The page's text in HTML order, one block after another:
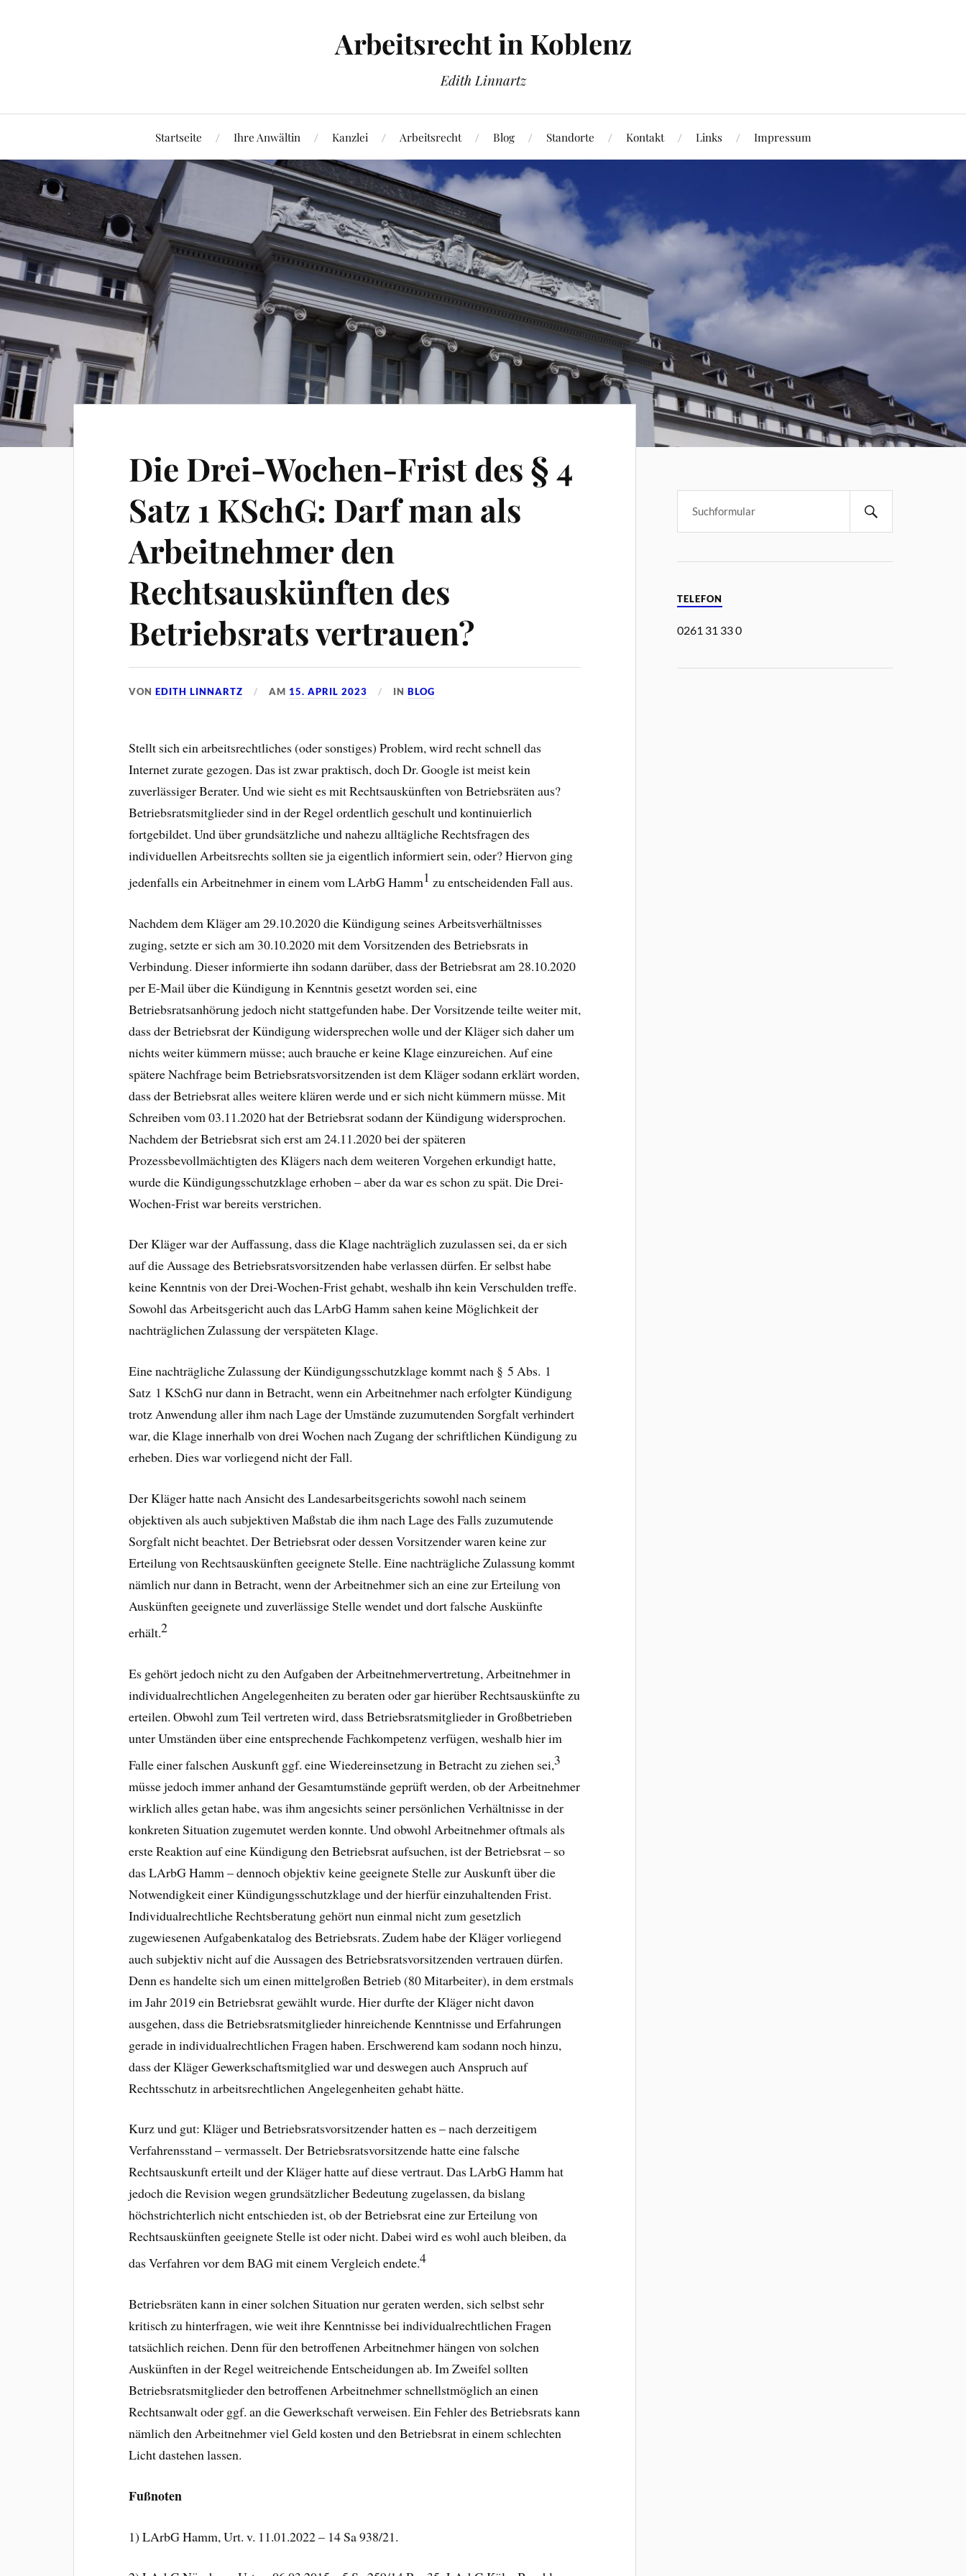
Arbeitsrecht in Koblenz
Edith Linnartz
Startseite Ihre Anwältin Kanzlei Arbeitsrecht Blog Standorte Kontakt Links Impressum
Die Drei-Wochen-Frist des § 4
Satz 1 KSchG: Darf man als
Arbeitnehmer den
Rechtsauskünften des
Betriebsrats vertrauen?
VONEDITH LINNARTZ AM 15. APRIL 2023 INBLOG
Stellt sich ein arbeitsrechtliches (oder sonstiges) Problem, wird recht schnell das
Internet zurate gezogen. Das ist zwar praktisch, doch Dr. Google ist meist kein
zuverlässiger Berater. Und wie sieht es mit Rechtsauskünften von Betriebsräten aus?
Betriebsratsmitglieder sind in der Regel ordentlich geschult und kontinuierlich
fortgebildet. Und über grundsätzliche und nahezu alltägliche Rechtsfragen des
individuellen Arbeitsrechts sollten sie ja eigentlich informiert sein, oder? Hiervon ging
jedenfalls ein Arbeitnehmer in einem vom LArbG Hamm1 zu entscheidenden Fall aus.
Nachdem dem Kläger am 29.10.2020 die Kündigung seines Arbeitsverhältnisses
zuging, setzte er sich am 30.10.2020 mit dem Vorsitzenden des Betriebsrats in
Verbindung. Dieser informierte ihn sodann darüber, dass der Betriebsrat am 28.10.2020
per E-Mail über die Kündigung in Kenntnis gesetzt worden sei, eine
Betriebsratsanhörung jedoch nicht stattgefunden habe. Der Vorsitzende teilte weiter mit,
dass der Betriebsrat der Kündigung widersprechen wolle und der Kläger sich daher um
nichts weiter kümmern müsse; auch brauche er keine Klage einzureichen. Auf eine
spätere Nachfrage beim Betriebsratsvorsitzenden ist dem Kläger sodann erklärt worden,
dass der Betriebsrat alles weitere klären werde und er sich nicht kümmern müsse. Mit
Schreiben vom 03.11.2020 hat der Betriebsrat sodann der Kündigung widersprochen.
Nachdem der Betriebsrat sich erst am 24.11.2020 bei der späteren
Prozessbevollmächtigten des Klägers nach dem weiteren Vorgehen erkundigt hatte,
wurde die Kündigungsschutzklage erhoben – aber da war es schon zu spät. Die Drei-
Wochen-Frist war bereits verstrichen.
Der Kläger war der Auffassung, dass die Klage nachträglich zuzulassen sei, da er sich
auf die Aussage des Betriebsratsvorsitzenden habe verlassen dürfen. Er selbst habe
keine Kenntnis von der Drei-Wochen-Frist gehabt, weshalb ihn kein Verschulden treffe.
Sowohl das Arbeitsgericht auch das LArbG Hamm sahen keine Möglichkeit der
nachträglichen Zulassung der verspäteten Klage.
Eine nachträgliche Zulassung der Kündigungsschutzklage kommt nach § 5 Abs. 1
Satz 1 KSchG nur dann in Betracht, wenn ein Arbeitnehmer nach erfolgter Kündigung
trotz Anwendung aller ihm nach Lage der Umstände zuzumutenden Sorgfalt verhindert
war, die Klage innerhalb von drei Wochen nach Zugang der schriftlichen Kündigung zu
erheben. Dies war vorliegend nicht der Fall.
Der Kläger hatte nach Ansicht des Landesarbeitsgerichts sowohl nach seinem
objektiven als auch subjektiven Maßstab die ihm nach Lage des Falls zuzumutende
Sorgfalt nicht beachtet. Der Betriebsrat oder dessen Vorsitzender waren keine zur
Erteilung von Rechtsauskünften geeignete Stelle. Eine nachträgliche Zulassung kommt
nämlich nur dann in Betracht, wenn der Arbeitnehmer sich an eine zur Erteilung von
Auskünften geeignete und zuverlässige Stelle wendet und dort falsche Auskünfte
erhält.2
Es gehört jedoch nicht zu den Aufgaben der Arbeitnehmervertretung, Arbeitnehmer in
individualrechtlichen Angelegenheiten zu beraten oder gar hierüber Rechtsauskünfte zu
erteilen. Obwohl zum Teil vertreten wird, dass Betriebsratsmitglieder in Großbetrieben
unter Umständen über eine entsprechende Fachkompetenz verfügen, weshalb hier im
Falle einer falschen Auskunft ggf. eine Wiedereinsetzung in Betracht zu ziehen sei,3
müsse jedoch immer anhand der Gesamtumstände geprüft werden, ob der Arbeitnehmer
wirklich alles getan habe, was ihm angesichts seiner persönlichen Verhältnisse in der
konkreten Situation zugemutet werden konnte. Und obwohl Arbeitnehmer oftmals als
erste Reaktion auf eine Kündigung den Betriebsrat aufsuchen, ist der Betriebsrat – so
das LArbG Hamm – dennoch objektiv keine geeignete Stelle zur Auskunft über die
Notwendigkeit einer Kündigungsschutzklage und der hierfür einzuhaltenden Frist.
Individualrechtliche Rechtsberatung gehört nun einmal nicht zum gesetzlich
zugewiesenen Aufgabenkatalog des Betriebsrats. Zudem habe der Kläger vorliegend
auch subjektiv nicht auf die Aussagen des Betriebsratsvorsitzenden vertrauen dürfen.
Denn es handelte sich um einen mittelgroßen Betrieb (80 Mitarbeiter), in dem erstmals
im Jahr 2019 ein Betriebsrat gewählt wurde. Hier durfte der Kläger nicht davon
ausgehen, dass die Betriebsratsmitglieder hinreichende Kenntnisse und Erfahrungen
gerade in individualrechtlichen Fragen haben. Erschwerend kam sodann noch hinzu,
dass der Kläger Gewerkschaftsmitglied war und deswegen auch Anspruch auf
Rechtsschutz in arbeitsrechtlichen Angelegenheiten gehabt hätte.
Kurz und gut: Kläger und Betriebsratsvorsitzender hatten es – nach derzeitigem
Verfahrensstand – vermasselt. Der Betriebsratsvorsitzende hatte eine falsche
Rechtsauskunft erteilt und der Kläger hatte auf diese vertraut. Das LArbG Hamm hat
jedoch die Revision wegen grundsätzlicher Bedeutung zugelassen, da bislang
höchstrichterlich nicht entschieden ist, ob der Betriebsrat eine zur Erteilung von
Rechtsauskünften geeignete Stelle ist oder nicht. Dabei wird es wohl auch bleiben, da
das Verfahren vor dem BAG mit einem Vergleich endete.4
Betriebsräten kann in einer solchen Situation nur geraten werden, sich selbst sehr
kritisch zu hinterfragen, wie weit ihre Kenntnisse bei individualrechtlichen Fragen
tatsächlich reichen. Denn für den betroffenen Arbeitnehmer hängen von solchen
Auskünften in der Regel weitreichende Entscheidungen ab. Im Zweifel sollten
Betriebsratsmitglieder den betroffenen Arbeitnehmer schnellstmöglich an einen
Rechtsanwalt oder ggf. an die Gewerkschaft verweisen. Ein Fehler des Betriebsrats kann
nämlich den Arbeitnehmer viel Geld kosten und den Betriebsrat in einem schlechten
Licht dastehen lassen.
Fußnoten
1) LArbG Hamm, Urt. v. 11.01.2022 – 14 Sa 938/21.
TELEFON
0261 31 33 0